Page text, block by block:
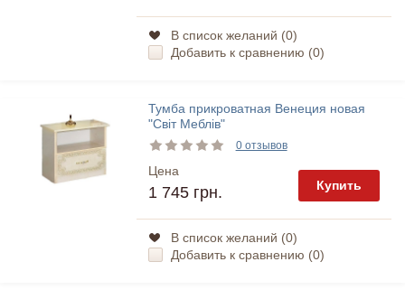
В список желаний (0)
Добавить к сравнению (0)
Тумба прикроватная Венеция новая
"Світ Меблів"
0 отзывов
Цена
1 745 грн. Купить
В список желаний (0)
Добавить к сравнению (0)